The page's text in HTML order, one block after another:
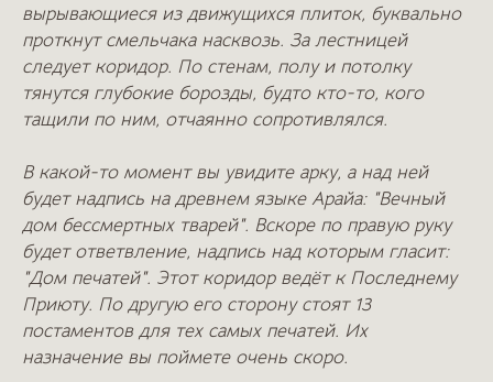
вырывающиеся из движущихся плиток, буквально
проткнут смельчака насквозь. За лестницей
следует коридор. По стенам, полу и потолку
тянутся глубокие борозды, будто кто-то, кого
тащили по ним, отчаянно сопротивлялся.
В какой-то момент вы увидите арку, а над ней
будет надпись на древнем языке Арайа: "Вечный
дом бессмертных тварей". Вскоре по правую руку
будет ответвление, надпись над которым гласит:
"Дом печатей". Этот коридор ведёт к Последнему
Приюту. По другую его сторону стоят 13
постаментов для тех самых печатей. Их
назначение вы поймете очень скоро.